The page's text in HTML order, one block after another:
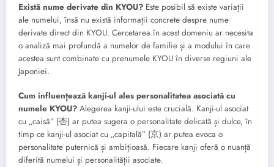
Există nume derivate din KYOU? Este posibil să existe variații
ale numelui, însă nu există informații concrete despre nume
derivate direct din KYOU. Cercetarea în acest domeniu ar necesita
o analiză mai profundă a numelor de familie și a modului în care
acestea sunt combinate cu prenumele KYOU în diverse regiuni ale
Japoniei.
Cum influențează kanji-ul ales personalitatea asociată cu
numele KYOU? Alegerea kanji-ului este crucială. Kanji-ul asociat
cu „caisă” (杏) ar putea sugera o personalitate delicată și dulce, în
timp ce kanji-ul asociat cu „capitală” (京) ar putea evoca o
personalitate puternică și ambițioasă. Fiecare kanji oferă o nuanță
diferită numelui și personalității asociate.